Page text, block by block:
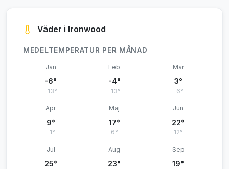
Väder i Ironwood
MEDELTEMPERATUR PER MÅNAD
Jan
-6°
-13°
Feb
-4°
-13°
Mar
3°
-6°
Apr
9°
-1°
Maj
17°
6°
Jun
22°
12°
Jul
25°
Aug
23°
Sep
19°